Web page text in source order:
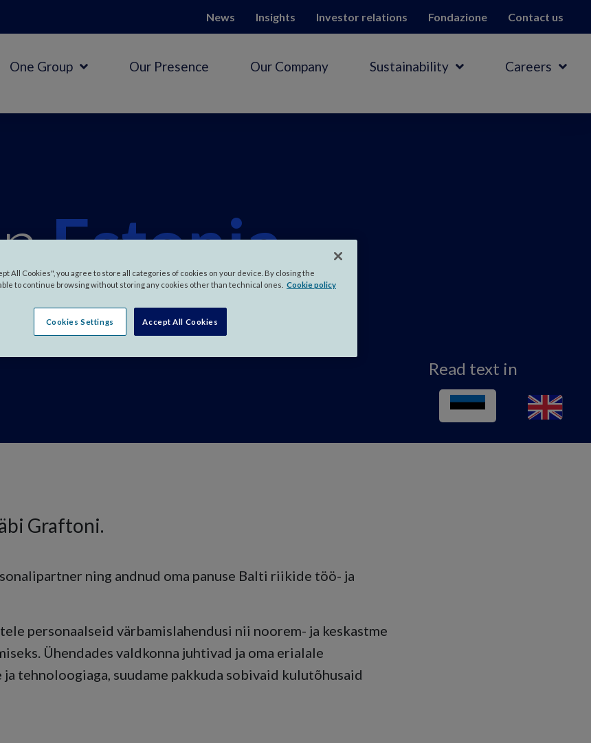
News Insights Investor relations Fondazione Contact us
One Group Our Presence Our Company Sustainability Careers
Estonia.
Read text in
Graftoni.
ning andnud oma panuse Balti riikide töö- ja
personaalseid värbamislahendusi nii noorem- ja keskastme
Ühendades valdkonna juhtivad ja oma erialale
tehnoloogiaga, suudame pakkuda sobivaid kulutõhusaid
All Cookies", you agree to store all categories of cookies on your device. By closing the
to continue browsing without storing any cookies other than technical ones.
Cookie policy
Cookies Settings Accept All Cookies